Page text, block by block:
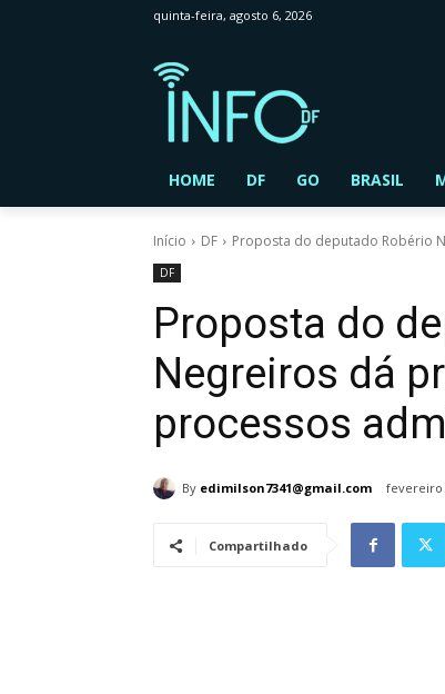
quinta-feira, agosto 6, 2026
HOME DF GO BRASIL
Início DF Proposta do deputado Robério
DF
Proposta do
Negreiros dá
processos
By edimilson7341@gmail.com fevereiro
Compartilhado